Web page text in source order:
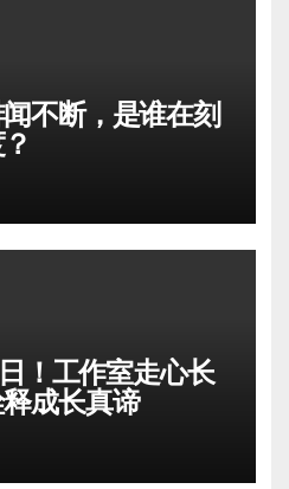
不断，是谁在刻
！工作室走心长
成长真谛